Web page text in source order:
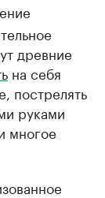
древние
на себя
пострелять
руками
многое